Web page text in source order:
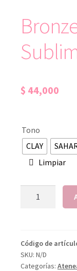
$ 44,000
Tono
CLAY
Limpiar
Código de
SKU: N/D
Categorías: